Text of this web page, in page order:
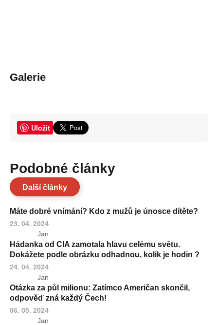
Galerie
Uložit
Podobné články
Další články
Máte dobré vnímání? Kdo z mužů je únosce dítěte?
23. 04. 2024
Jan
Hádanka od CIA zamotala hlavu celému světu.
Dokážete podle obrázku odhadnou, kolik je hodin ?
24. 04. 2024
Jan
Otázka za půl milionu: Zatímco Američan skončil,
odpověď zná každý Čech!
06. 05. 2024
Jan